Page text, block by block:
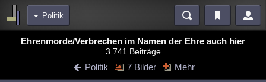
Politik
Bereiche
Blogs Videos
Chat Wiki Neuigkeiten
Ehrenmorde/Verbrechen im Namen der Ehre auch hier
3.741 Beiträge
Politik 7 Bilder Mehr